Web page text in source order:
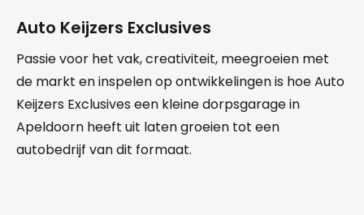
Auto Keijzers Exclusives
Passie voor het vak, creativiteit, meegroeien met
de markt en inspelen op ontwikkelingen is hoe Auto
Keijzers Exclusives een kleine dorpsgarage in
Apeldoorn heeft uit laten groeien tot een
autobedrijf van dit formaat.